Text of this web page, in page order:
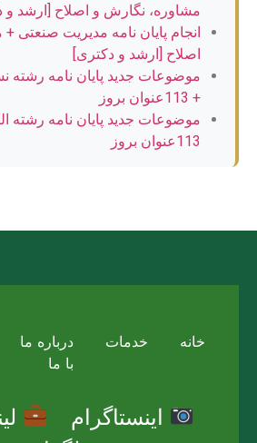
مشاوره، نگارش و اصلاح [ارشد و
انجام پایان نامه مدیریت صنعتی
اصلاح [ارشد و دکتری]
موضوعات جدید پایان نامه رشته
+ 113عنوان بروز
موضوعات جدید پایان نامه رشته
113عنوان بروز
خانه خدمات درباره ما
با ما
اینستاگرام